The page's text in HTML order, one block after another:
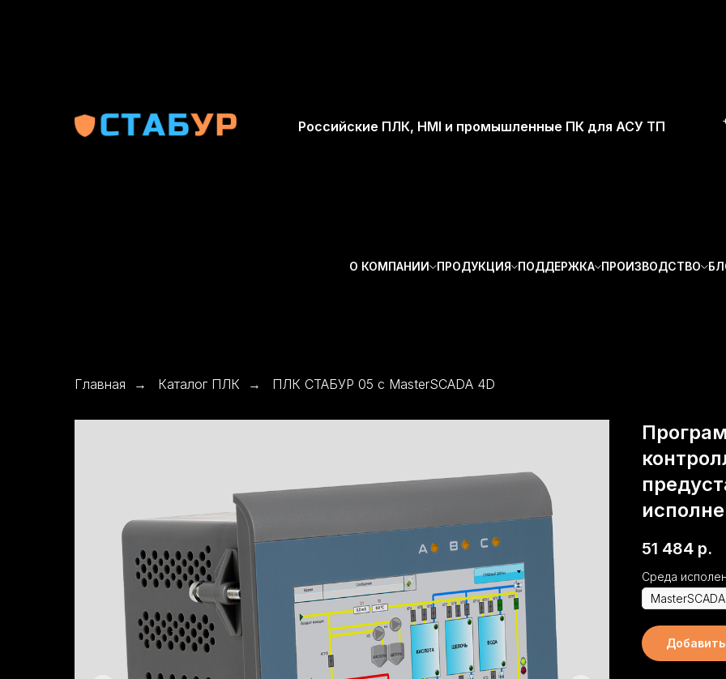
Российские ПЛК, HMI и промышленные ПК для АСУ ТП
О КОМПАНИИ ПРОДУКЦИЯ ПОДДЕРЖКА ПРОИЗВОДСТВО
Главная → Каталог ПЛК → ПЛК СТАБУР 05 c MasterSCADA 4D
51 484 р.
Среда